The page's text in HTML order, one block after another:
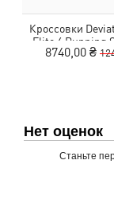
Кроссовки
Elite 4 Running
8740,00 ₴
Нет оценок
Станьте